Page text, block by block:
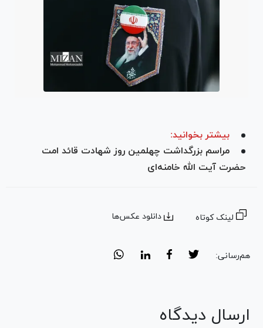
بیشتر بخوانید:
مراسم بزرگداشت چهلمین روز شهادت قائد امت
حضرت آیت الله خامنه‌ای
لینک کوتاه دانلود عکس‌ها
هم‌رسانی:
ارسال دیدگاه